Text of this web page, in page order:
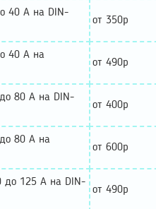
40 А на DIN-
от 350р
40 А на
от 490р
80 А на DIN-
от 400р
80 А на
от 600р
до 125 А на DIN-
от 490р